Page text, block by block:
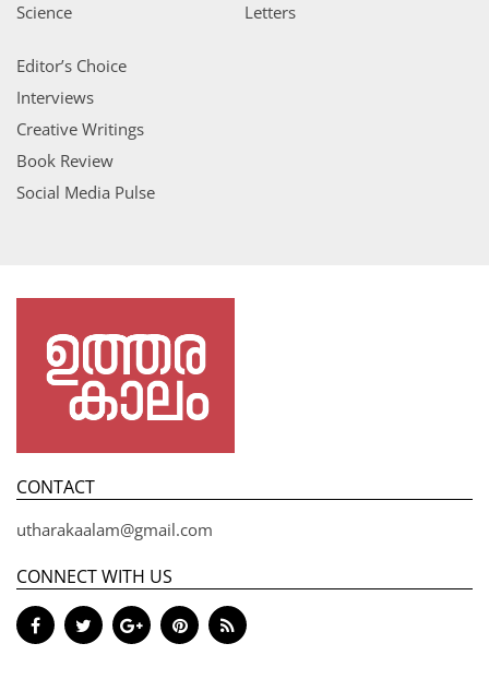
Science
Letters
Editor’s Choice
Interviews
Creative Writings
Book Review
Social Media Pulse
CONTACT
utharakaalam@gmail.com
CONNECT WITH US